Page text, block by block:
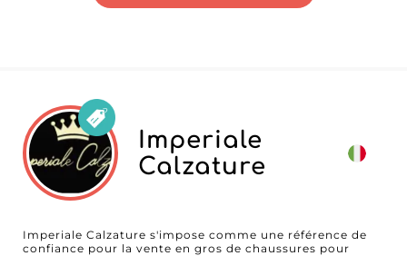
Imperiale
Calzature
Imperiale Calzature s'impose comme une référence de
confiance pour la vente en gros de chaussures pour